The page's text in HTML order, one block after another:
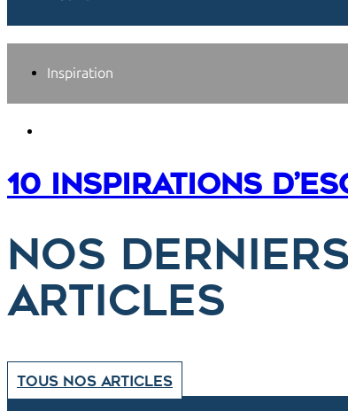
Inspiration
10 inspirations
Nos derniers
articles
Tous nos articles